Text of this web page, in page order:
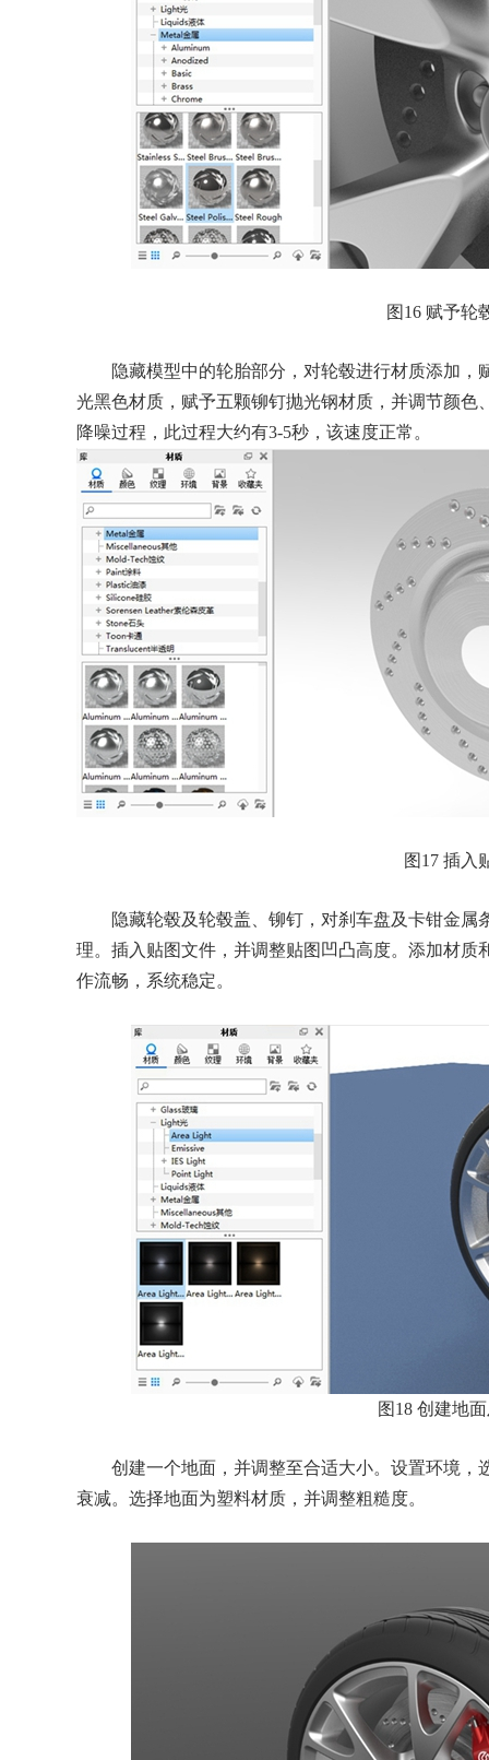
图16 赋予轮
隐藏模型中的轮胎部分，对轮毂进行材质添加，
光黑色材质，赋予五颗铆钉抛光钢材质，并调节颜
降噪过程，此过程大约有3-5秒，该速度正常。
图17 插入
隐藏轮毂及轮毂盖、铆钉，对刹车盘及卡钳金属
理。插入贴图文件，并调整贴图凹凸高度。添加材
作流畅，系统稳定。
图18 创建地
创建一个地面，并调整至合适大小。设置环境，
衰减。选择地面为塑料材质，并调整粗糙度。